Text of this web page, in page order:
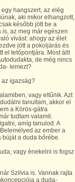
hangszert, az elég
aki mikor elhangzott,
később jött be a
az meg már egészen
vívást: ahogy az élet
jött a pokoljárás és
el tetőpontjára. Most állt
de még nincs
lemezt?
az igazság?
vagy eltűnik. Azt
tanultam, akkor el
a Körös-gátra
tudtam valamit.
amíg tanulod. A
az ember a
búját a duda bőrébe.
vagy énekelni is fogsz
Szilvia is. Vannak rajta
a duda-